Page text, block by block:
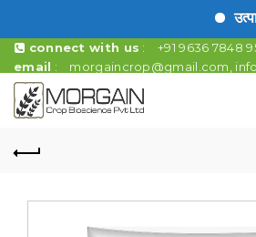
connect with us :
+91 9636 7848
email : morgaincrop@gmail.com